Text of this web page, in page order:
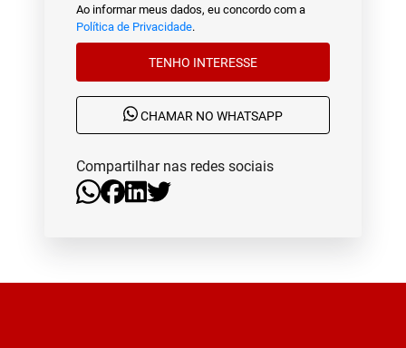
Ao informar meus dados, eu concordo com a
Política de Privacidade.
TENHO INTERESSE
CHAMAR NO WHATSAPP
Compartilhar nas redes sociais